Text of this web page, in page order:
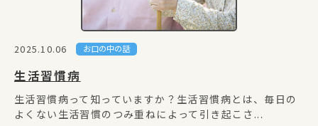
2025.10.06 お口の中の話
生活習慣病
生活習慣病って知っていますか？生活習慣病とは、毎日の
よくない生活習慣のつみ重ねによって引き起こさ...